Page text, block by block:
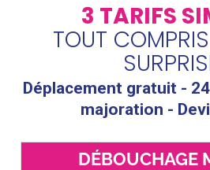
3 TARIFS
TOUT
Déplacement gratuit -
majoration -
DÉBOUCHAGE